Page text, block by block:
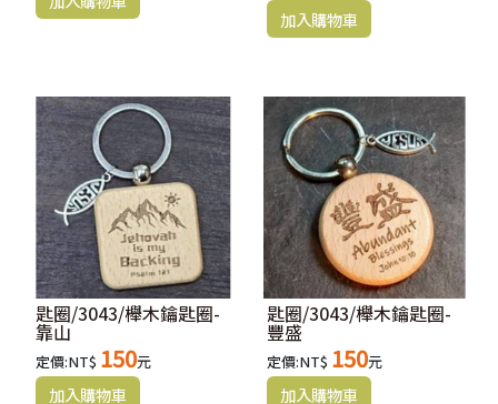
匙圈/3043/櫸木鑰匙圈-
靠山
定價:NT$ 150元
匙圈/3043/櫸木鑰匙圈-
豐盛
定價:NT$ 150元